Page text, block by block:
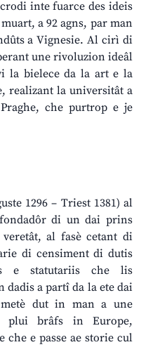
inte fuarce des ideis
a 92 agns, par man
a Vignesie. Al cirì di
une rivoluzion ideâl
la bielece da la art e la
realizant la universitât a
che purtrop e je
1296 – Triest 1381) al
di un dai prins
al fasè cetant di
di censiment di dutis
e statutariis che lis
dadis a partî da la ete dai
dut in man a une
plui brâfs in Europe,
e passe ae storie cul